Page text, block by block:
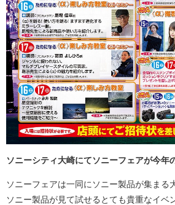
ソニーシティ大崎にてソニーフェアが今年
ソニーフェアは一同にソニー製品が集まる
ソニー製品が見て試せるとても貴重なイベ